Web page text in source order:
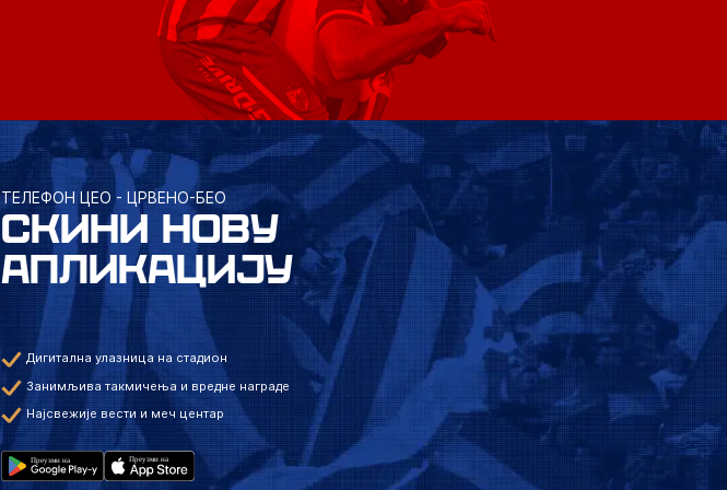
ТЕЛЕФОН ЦЕО - ЦРВЕНО-БЕО
СКИНИ НОВУ
АПЛИКАЦИЈУ
Дигитална улазница на стадион
Занимљива такмичења и вредне награде
Најсвежије вести и меч центар